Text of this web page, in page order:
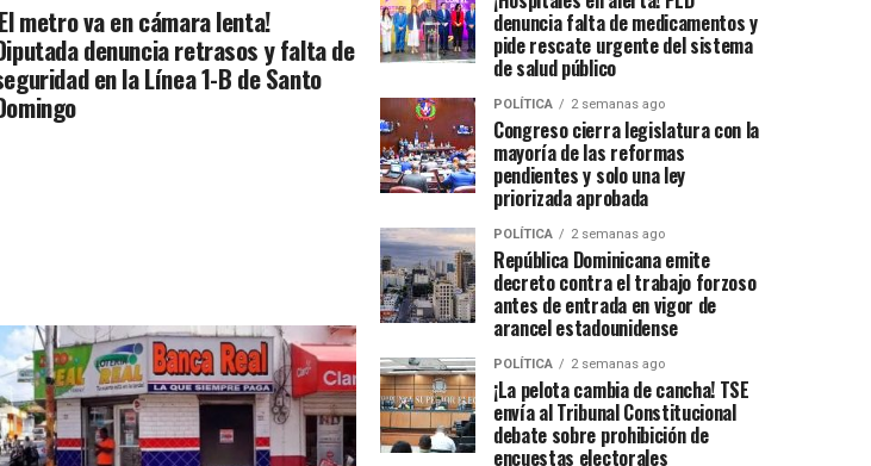
metro va en cámara lenta!
denuncia retrasos y falta de
en la Línea 1-B de Santo
denuncia falta de medicamentos y
pide rescate urgente del sistema
de salud público
POLÍTICA 2 semanas ago
Congreso cierra legislatura con la
mayoría de las reformas
pendientes y solo una ley
priorizada aprobada
POLÍTICA 2 semanas ago
República Dominicana emite
decreto contra el trabajo forzoso
antes de entrada en vigor de
arancel estadounidense
POLÍTICA 2 semanas ago
¡La pelota cambia de cancha! TSE
envía al Tribunal Constitucional
debate sobre prohibición de
encuestas electorales